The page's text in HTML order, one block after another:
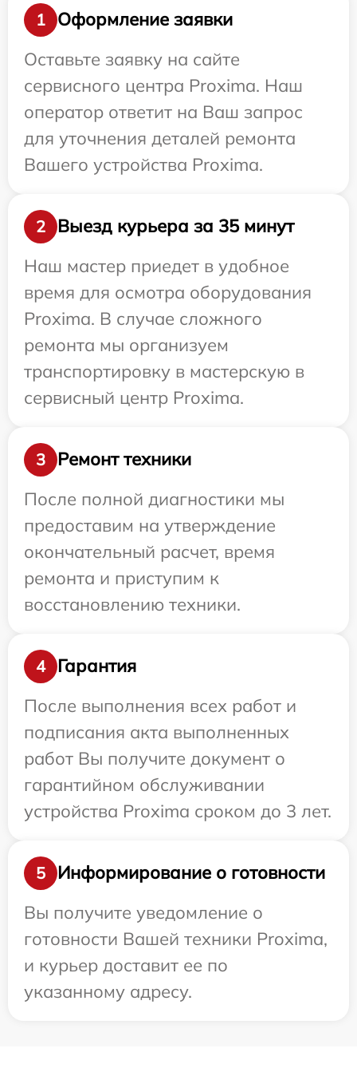
1
Оформление заявки
Оставьте заявку на сайте
сервисного центра Proxima. Наш
оператор ответит на Ваш запрос
для уточнения деталей ремонта
Вашего устройства Proxima.
2
Выезд курьера за 35 минут
Наш мастер приедет в удобное
время для осмотра оборудования
Proxima. В случае сложного
ремонта мы организуем
транспортировку в мастерскую в
сервисный центр Proxima.
3
Ремонт техники
После полной диагностики мы
предоставим на утверждение
окончательный расчет, время
ремонта и приступим к
восстановлению техники.
4
Гарантия
После выполнения всех работ и
подписания акта выполненных
работ Вы получите документ о
гарантийном обслуживании
устройства Proxima сроком до 3 лет.
5
Информирование о готовности
Вы получите уведомление о
готовности Вашей техники Proxima,
и курьер доставит ее по
указанному адресу.